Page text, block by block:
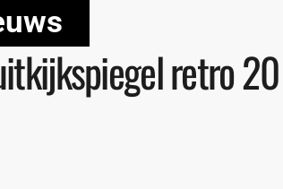
retro 20